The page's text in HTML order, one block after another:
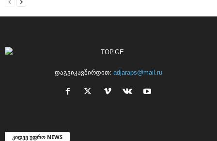
დაგვიკავშირდით: adjaraps@mail.ru
კიდევ უფრო NEWS